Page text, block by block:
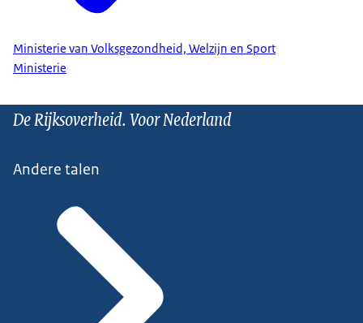
Ministerie van Volksgezondheid, Welzijn en Sport
Ministerie
De Rijksoverheid. Voor Nederland
Andere talen